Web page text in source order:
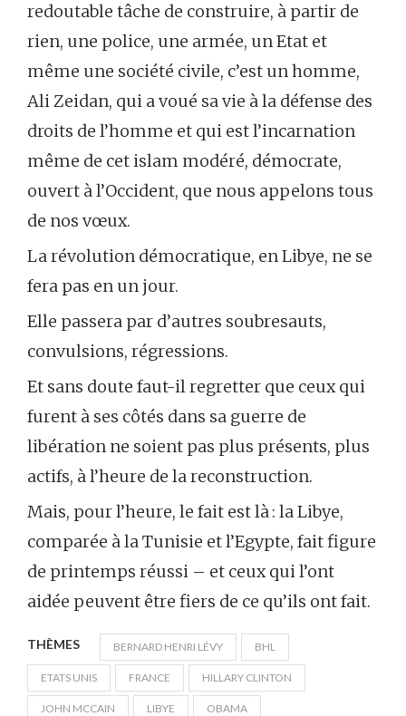
redoutable tâche de construire, à partir de
rien, une police, une armée, un Etat et
même une société civile, c’est un homme,
Ali Zeidan, qui a voué sa vie à la défense des
droits de l’homme et qui est l’incarnation
même de cet islam modéré, démocrate,
ouvert à l’Occident, que nous appelons tous
de nos vœux.
La révolution démocratique, en Libye, ne se
fera pas en un jour.
Elle passera par d’autres soubresauts,
convulsions, régressions.
Et sans doute faut-il regretter que ceux qui
furent à ses côtés dans sa guerre de
libération ne soient pas plus présents, plus
actifs, à l’heure de la reconstruction.
Mais, pour l’heure, le fait est là : la Libye,
comparée à la Tunisie et l’Egypte, fait figure
de printemps réussi – et ceux qui l’ont
aidée peuvent être fiers de ce qu’ils ont fait.
THÈMES BERNARD HENRI LÉVY BHL
ETATS UNIS FRANCE HILLARY CLINTON
JOHN MCCAIN LIBYE OBAMA